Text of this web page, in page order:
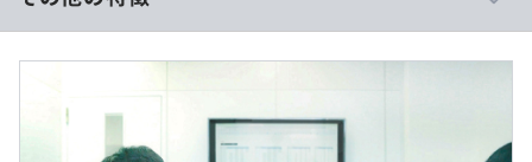
・スプリント計画の作成と進捗管理、デイリースクラムで
の報告・調整
・定期的なスプリントレビュー・レトロスペクティブを通
・協力的でサポートし合う環境: チームメンバー同士が協
＜年俸制＞
※年収480万～700万円の事例の場合
■賃金形態：年俸制（年俸を12分割）
■賃金の決定方法：当社規定により決定
■月給：40万〜58.3万円（固定残業代を含む）